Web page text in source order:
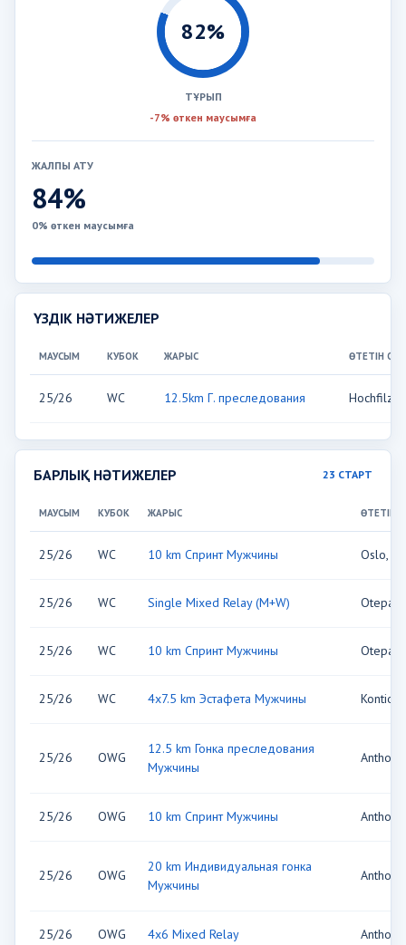
82%
ТҰРЫП
-7% өткен маусымға
ЖАЛПЫ АТУ
84%
0% өткен маусымға
ҮЗДІК НӘТИЖЕЛЕР
МАУСЫМ КУБОК ЖАРЫС ӨТЕТІН
25/26 WC 12.5km Г. преследования
БАРЛЫҚ НӘТИЖЕЛЕР 23 СТАРТ
МАУСЫМ КУБОК ЖАРЫС ӨТЕТІН
25/26 WC 10 km Спринт Мужчины Oslo,
25/26 WC Single Mixed Relay (M+W) Otepaa,
25/26 WC 10 km Спринт Мужчины Otepaa,
25/26 WC 4x7.5 km Эстафета Мужчины
25/26 OWG
12.5 km Гонка преследования
Мужчины
25/26 OWG 10 km Спринт Мужчины
25/26 OWG
20 km Индивидуальная гонка
Мужчины
25/26 OWG 4x6 Mixed Relay